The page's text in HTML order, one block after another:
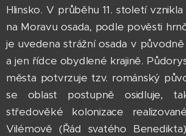
Hlinsko. V průběhu 11. století
na Moravu osada, podle pověsti
je uvedena strážní osada v
a jen řídce obydlené krajině.
města potvrzuje tzv. románský
se oblast postupně osidluje,
středověké kolonizace
Vilémově (Řád svatého